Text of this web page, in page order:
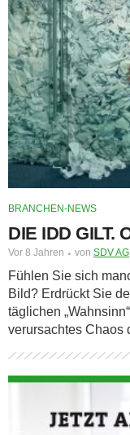
BRANCHEN-NEWS
DIE IDD GILT.
Vor 8 Jahren von SDV AG
Fühlen Sie sich
Bild? Erdrückt Sie
täglichen
verursachtes Chaos